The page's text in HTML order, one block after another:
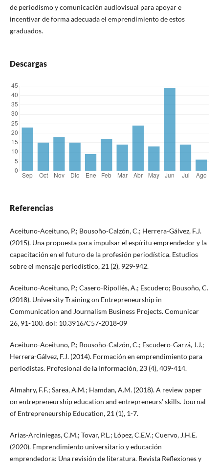
de periodismo y comunicación audiovisual para apoyar e
incentivar de forma adecuada el emprendimiento de estos
graduados.
Descargas
Referencias
Aceituno-Aceituno, P.; Bousoño-Calzón, C.; Herrera-Gálvez, F.J.
(2015). Una propuesta para impulsar el espíritu emprendedor y la
capacitación en el futuro de la profesión periodística. Estudios
sobre el mensaje periodístico, 21 (2), 929-942.
Aceituno-Aceituno, P.; Casero-Ripollés, A.; Escudero; Bousoño, C.
(2018). University Training on Entrepreneurship in
Communication and Journalism Business Projects. Comunicar
26, 91-100. doi: 10.3916/C57-2018-09
Aceituno-Aceituno, P.; Bousoño-Calzón, C.; Escudero-Garzá, J.J.;
Herrera-Gálvez, F.J. (2014). Formación en emprendimiento para
periodistas. Profesional de la Información, 23 (4), 409-414.
Almahry, F.F.; Sarea, A.M.; Hamdan, A.M. (2018). A review paper
on entrepreneurship education and entrepreneurs’ skills. Journal
of Entrepreneurship Education, 21 (1), 1-7.
Arias-Arciniegas, C.M.; Tovar, P.L.; López, C.E.V.; Cuervo, J.H.E.
(2020). Emprendimiento universitario y educación
emprendedora: Una revisión de literatura. Revista Reflexiones y